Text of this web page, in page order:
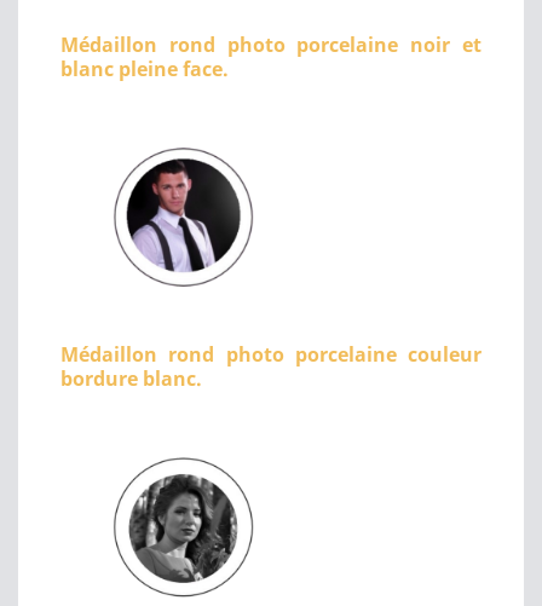
Médaillon rond photo porcelaine noir et
blanc pleine face.
Médaillon rond photo porcelaine couleur
bordure blanc.